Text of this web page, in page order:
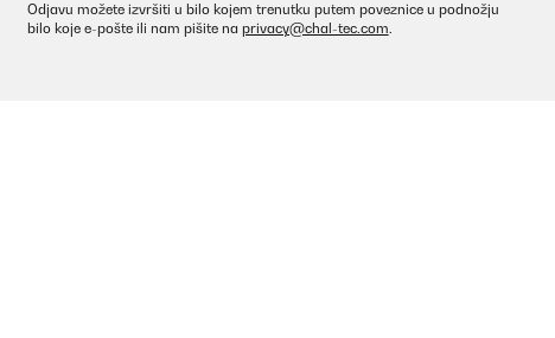
Odjavu možete izvršiti u bilo kojem trenutku putem poveznice u podnožju
bilo koje e-pošte ili nam pišite na privacy@chal-tec.com.